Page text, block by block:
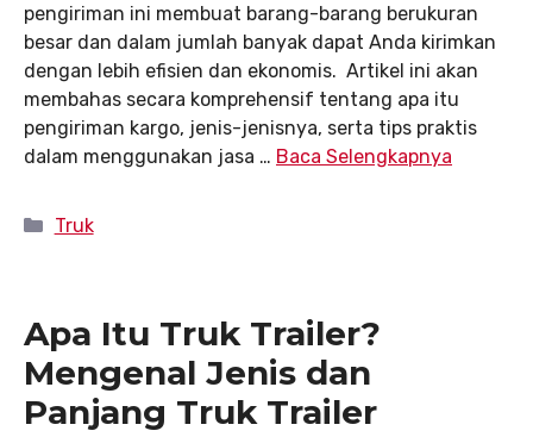
pengiriman ini membuat barang-barang berukuran
besar dan dalam jumlah banyak dapat Anda kirimkan
dengan lebih efisien dan ekonomis. Artikel ini akan
membahas secara komprehensif tentang apa itu
pengiriman kargo, jenis-jenisnya, serta tips praktis
dalam menggunakan jasa … Baca Selengkapnya
Kategori
Truk
Apa Itu Truk Trailer?
Mengenal Jenis dan
Panjang Truk Trailer